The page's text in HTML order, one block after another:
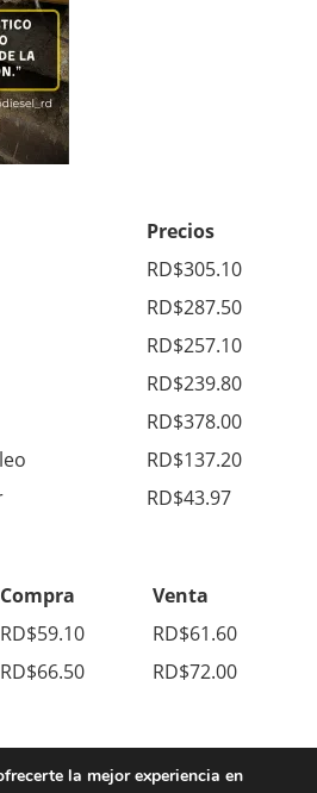
Precios
RD$305.10
RD$287.50
RD$257.10
RD$239.80
RD$378.00
RD$137.20
RD$43.97
Compra
Venta
RD$59.10
RD$61.60
RD$66.50 RD$72.00
la mejor experiencia en